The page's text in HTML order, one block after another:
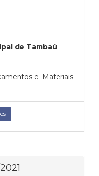
de Tambaú
e Materiais